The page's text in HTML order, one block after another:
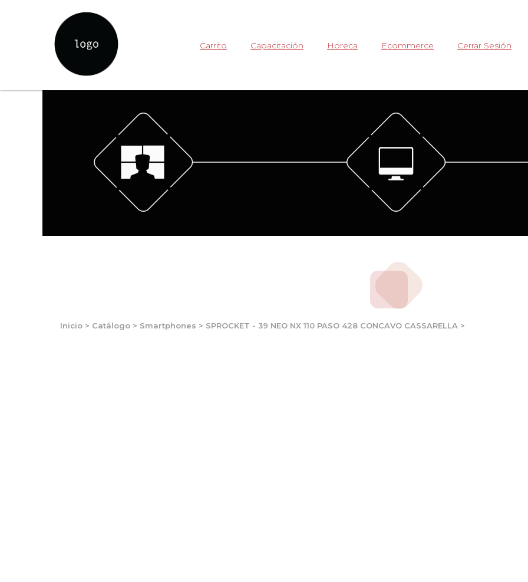
Carrito Capacitación Horeca Ecommerce Cerrar Sesión
Inicio > Catálogo > Smartphones > SPROCKET - 39 NEO NX 110 PASO 428 CONCAVO CASSARELLA >